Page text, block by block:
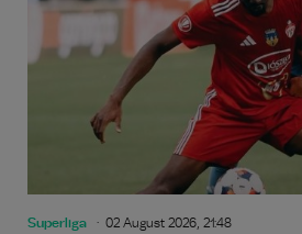
Superliga 02 August 2026, 21:48